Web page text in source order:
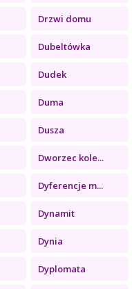
Drzwi domu
Dubeltówka
Dudek
Duma
Dusza
Dworzec kole...
Dyferencje m...
Dynamit
Dynia
Dyplomata